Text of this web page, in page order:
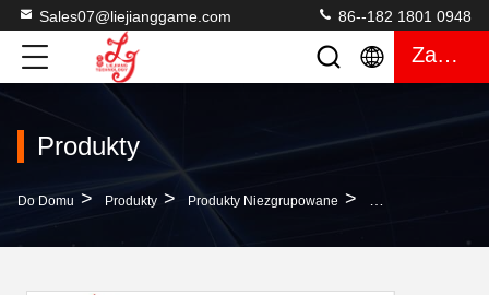
Sales07@liejianggame.com 86--182 1801 0948
Zacytować
Produkty
Do Domu > Produkty > Produkty Niezgrupowane > Classic POG 510